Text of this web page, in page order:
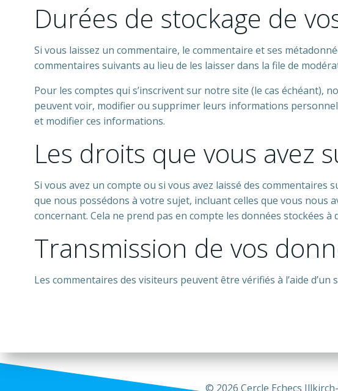
Durées de stockage de
Si vous laissez un commentaire, le commentaire et ses
commentaires suivants au lieu de les laisser dans la file de
Pour les comptes qui s’inscrivent sur notre site (le cas échéant),
peuvent voir, modifier ou supprimer leurs informations
et modifier ces informations.
Les droits que vous avez
Si vous avez un compte ou si vous avez laissé des
que nous possédons à votre sujet, incluant celles que vous nous
concernant. Cela ne prend pas en compte les données stockées
Transmission de vos
Les commentaires des visiteurs peuvent être vérifiés à l’aide
© 2026 Cercle Echecs